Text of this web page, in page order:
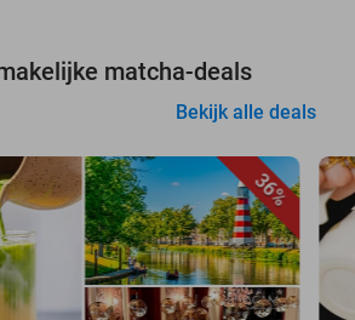
matcha-deals
Bekijk alle deals
36%